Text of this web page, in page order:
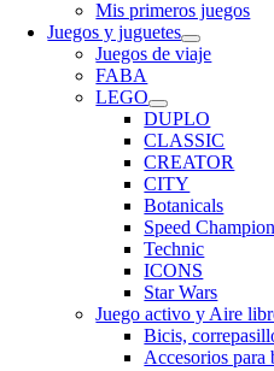
Mis primeros juegos
Juegos y juguetes
Juegos de viaje
FABA
LEGO
DUPLO
CLASSIC
CREATOR
CITY
Botanicals
Speed
Technic
ICONS
Star Wars
Juego activo y Aire
Bicis,
Accesorios para